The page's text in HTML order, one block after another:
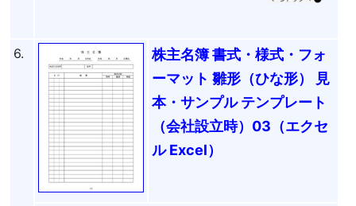
6.
株主名簿 書式・様式・フォ
ーマット 雛形（ひな形） 見
本・サンプル テンプレート
（会社設立時）03（エクセ
ル Excel）